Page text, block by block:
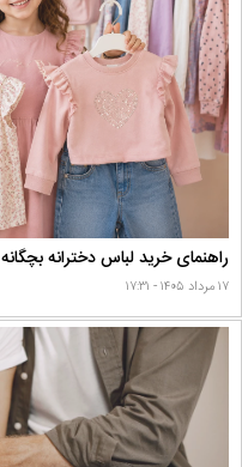
راهنمای خرید لباس دخترانه بچگانه
۱۷ مرداد ۱۴۰۵ - ۱۷:۳۱